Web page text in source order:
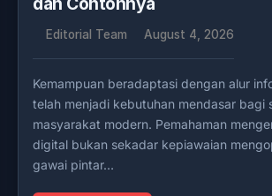
Editorial Team August 4, 2026
Kemampuan beradaptasi dengan alur
telah menjadi kebutuhan mendasar bagi
masyarakat modern. Pemahaman
digital bukan sekadar kepiawaian
gawai pintar…